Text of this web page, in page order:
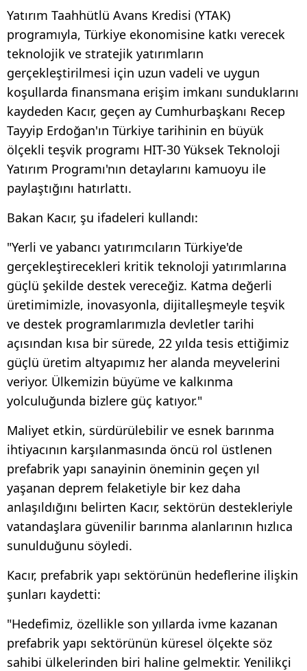
Yatırım Taahhütlü Avans Kredisi (YTAK)
programıyla, Türkiye ekonomisine katkı verecek
teknolojik ve stratejik yatırımların
gerçekleştirilmesi için uzun vadeli ve uygun
koşullarda finansmana erişim imkanı sunduklarını
kaydeden Kacır, geçen ay Cumhurbaşkanı Recep
Tayyip Erdoğan'ın Türkiye tarihinin en büyük
ölçekli teşvik programı HIT-30 Yüksek Teknoloji
Yatırım Programı'nın detaylarını kamuoyu ile
paylaştığını hatırlattı.
Bakan Kacır, şu ifadeleri kullandı:
"Yerli ve yabancı yatırımcıların Türkiye'de
gerçekleştirecekleri kritik teknoloji yatırımlarına
güçlü şekilde destek vereceğiz. Katma değerli
üretimimizle, inovasyonla, dijitalleşmeyle teşvik
ve destek programlarımızla devletler tarihi
açısından kısa bir sürede, 22 yılda tesis ettiğimiz
güçlü üretim altyapımız her alanda meyvelerini
veriyor. Ülkemizin büyüme ve kalkınma
yolculuğunda bizlere güç katıyor."
Maliyet etkin, sürdürülebilir ve esnek barınma
ihtiyacının karşılanmasında öncü rol üstlenen
prefabrik yapı sanayinin öneminin geçen yıl
yaşanan deprem felaketiyle bir kez daha
anlaşıldığını belirten Kacır, sektörün destekleriyle
vatandaşlara güvenilir barınma alanlarının hızlıca
sunulduğunu söyledi.
Kacır, prefabrik yapı sektörünün hedeflerine ilişkin
şunları kaydetti:
"Hedefimiz, özellikle son yıllarda ivme kazanan
prefabrik yapı sektörünün küresel ölçekte söz
sahibi ülkelerinden biri haline gelmektir. Yenilikçi